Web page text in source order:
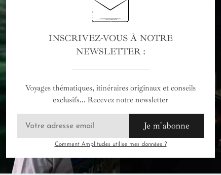
INSCRIVEZ-VOUS À NOTRE
NEWSLETTER :
Voyages thématiques, itinéraires originaux et conseils
exclusifs... Recevez notre newsletter
Je m'abonne
Comment Amplitudes utilise mes données ?